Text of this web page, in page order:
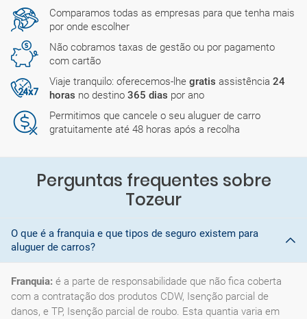
Comparamos todas as empresas para que tenha mais
por onde escolher
Não cobramos taxas de gestão ou por pagamento
com cartão
Viaje tranquilo: oferecemos-lhe gratis assistência 24
horas no destino 365 dias por ano
Permitimos que cancele o seu aluguer de carro
gratuitamente até 48 horas após a recolha
Perguntas frequentes sobre
Tozeur
O que é a franquia e que tipos de seguro existem para
aluguer de carros?
Franquia: é a parte de responsabilidade que não fica coberta
com a contratação dos produtos CDW, Isenção parcial de
danos, e TP, Isenção parcial de roubo. Esta quantia varia em